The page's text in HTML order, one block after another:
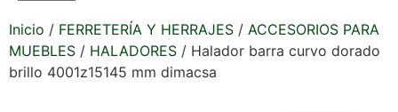
Inicio / FERRETERÍA Y HERRAJES / ACCESORIOS PARA
MUEBLES / HALADORES / Halador barra curvo dorado
brillo 4001z15145 mm dimacsa